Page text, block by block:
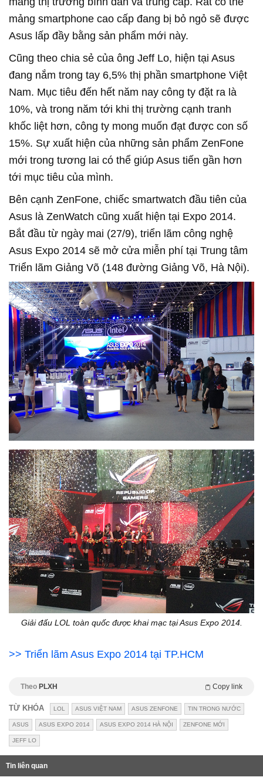
mảng smartphone cao cấp đang bị bỏ ngỏ sẽ được
Asus lấp đầy bằng sản phẩm mới này.
Cũng theo chia sẻ của ông Jeff Lo, hiện tại Asus
đang nắm trong tay 6,5% thị phần smartphone Việt
Nam. Mục tiêu đến hết năm nay công ty đặt ra là
10%, và trong năm tới khi thị trường cạnh tranh
khốc liệt hơn, công ty mong muốn đạt được con số
15%. Sự xuất hiện của những sản phẩm ZenFone
mới trong tương lai có thể giúp Asus tiến gần hơn
tới mục tiêu của mình.
Bên cạnh ZenFone, chiếc smartwatch đầu tiên của
Asus là ZenWatch cũng xuất hiện tại Expo 2014.
Bắt đầu từ ngày mai (27/9), triển lãm công nghệ
Asus Expo 2014 sẽ mở cửa miễn phí tại Trung tâm
Triển lãm Giảng Võ (148 đường Giảng Võ, Hà Nội).
Giải đấu LOL toàn quốc được khai mạc tại Asus Expo 2014.
>> Triển lãm Asus Expo 2014 tại TP.HCM
Theo PLXH Copy link
TỪ KHÓA LOL ASUS VIỆT NAM ASUS ZENFONE TIN TRONG NƯỚC
ASUS ASUS EXPO 2014 ASUS EXPO 2014 HÀ NỘI ZENFONE MỚI
JEFF LO
Tin liên quan